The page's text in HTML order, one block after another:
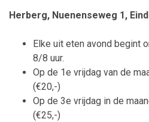
Herberg, Nuenenseweg 1 ,
Elke uit eten avond begint
8/8 uur.
Op de 1e vrijdag van de
(€20,-)
Op de 3e vrijdag in de
(€25,-)